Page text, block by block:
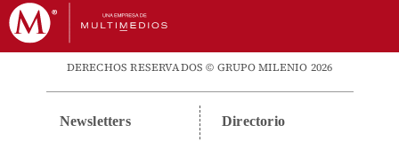
DERECHOS RESERVADOS © GRUPO MILENIO 2026
Newsletters Directorio